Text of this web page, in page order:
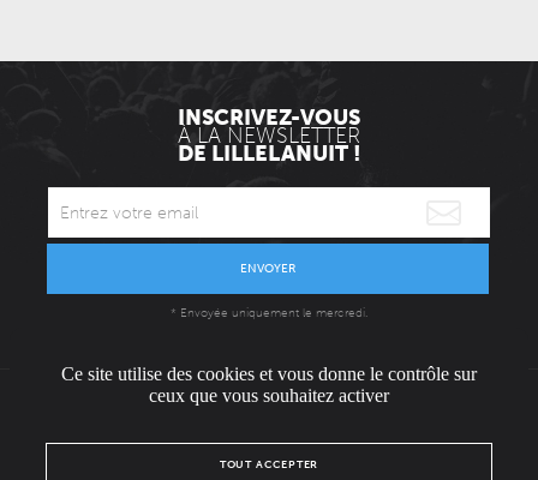
INSCRIVEZ-VOUS
À LA NEWSLETTER
DE LILLELANUIT !
ENVOYER
* Envoyée uniquement le mercredi.
L'ÉQUIPE
Ce site utilise des cookies et vous donne le contrôle sur
ceux que vous souhaitez activer
TOUT ACCEPTER